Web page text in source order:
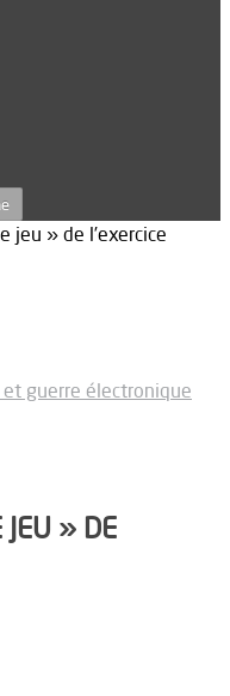
jeu » de l’exercice
guerre électronique
JEU » DE